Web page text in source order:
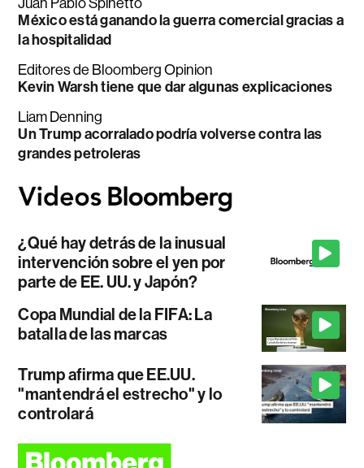
Juan Pablo Spinetto
México está ganando la guerra comercial gracias a
la hospitalidad
Editores de Bloomberg Opinion
Kevin Warsh tiene que dar algunas explicaciones
Liam Denning
Un Trump acorralado podría volverse contra las
grandes petroleras
¿Qué hay detrás de la inusual
intervención sobre el yen por
parte de EE. UU. y Japón?
Copa Mundial de la FIFA: La
batalla de las marcas
Trump afirma que EE.UU.
"mantendrá el estrecho" y lo
controlará